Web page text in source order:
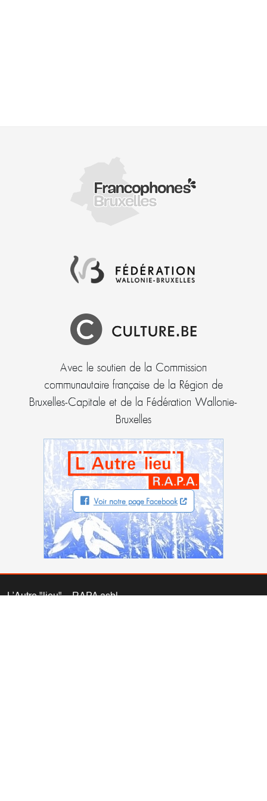
Avec le soutien de la Commission
communautaire française de la Région de
Bruxelles-Capitale et de la Fédération Wallonie-
Bruxelles
Voir notre page Facebook
L’Autre "lieu" – RAPA asbl